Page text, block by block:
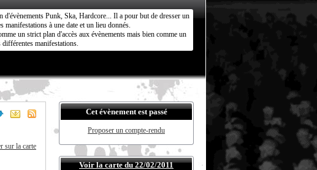
d'évènements Punk, Ska, Hardcore... Il a pour but de dresser un
manifestations à une date et un lieu donnés.
un strict plan d'accès aux évènements mais bien comme un
manifestations.
sur la carte
Cet évènement est passé
Proposer un compte-rendu
Voir la carte du 22/02/2011